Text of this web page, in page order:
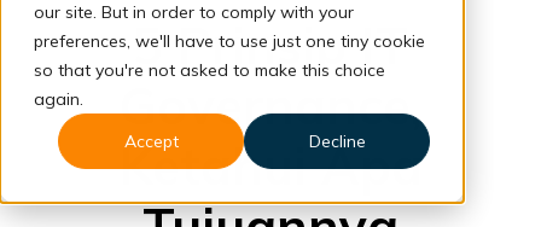
our site. But in order to comply with your
preferences, we'll have to use just one tiny cookie
so that you're not asked to make this choice
again.
Accept
Decline
Resources
Konsultasi
5 Prinsip IT
Governance,
Ketahui Apa